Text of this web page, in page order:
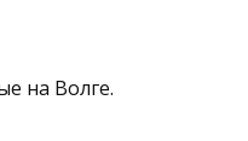
на Волге.